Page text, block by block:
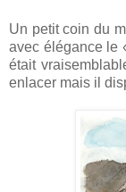
Un petit coin du
avec élégance le
était
enlacer mais il